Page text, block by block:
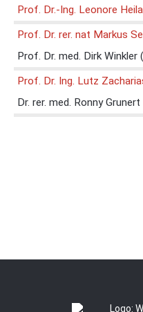
Prof. Dr.-Ing. Leonore
Prof. Dr. rer. nat Markus
Prof. Dr. med. Dirk Winkler
Prof. Dr. Ing. Lutz
Dr. rer. med. Ronny